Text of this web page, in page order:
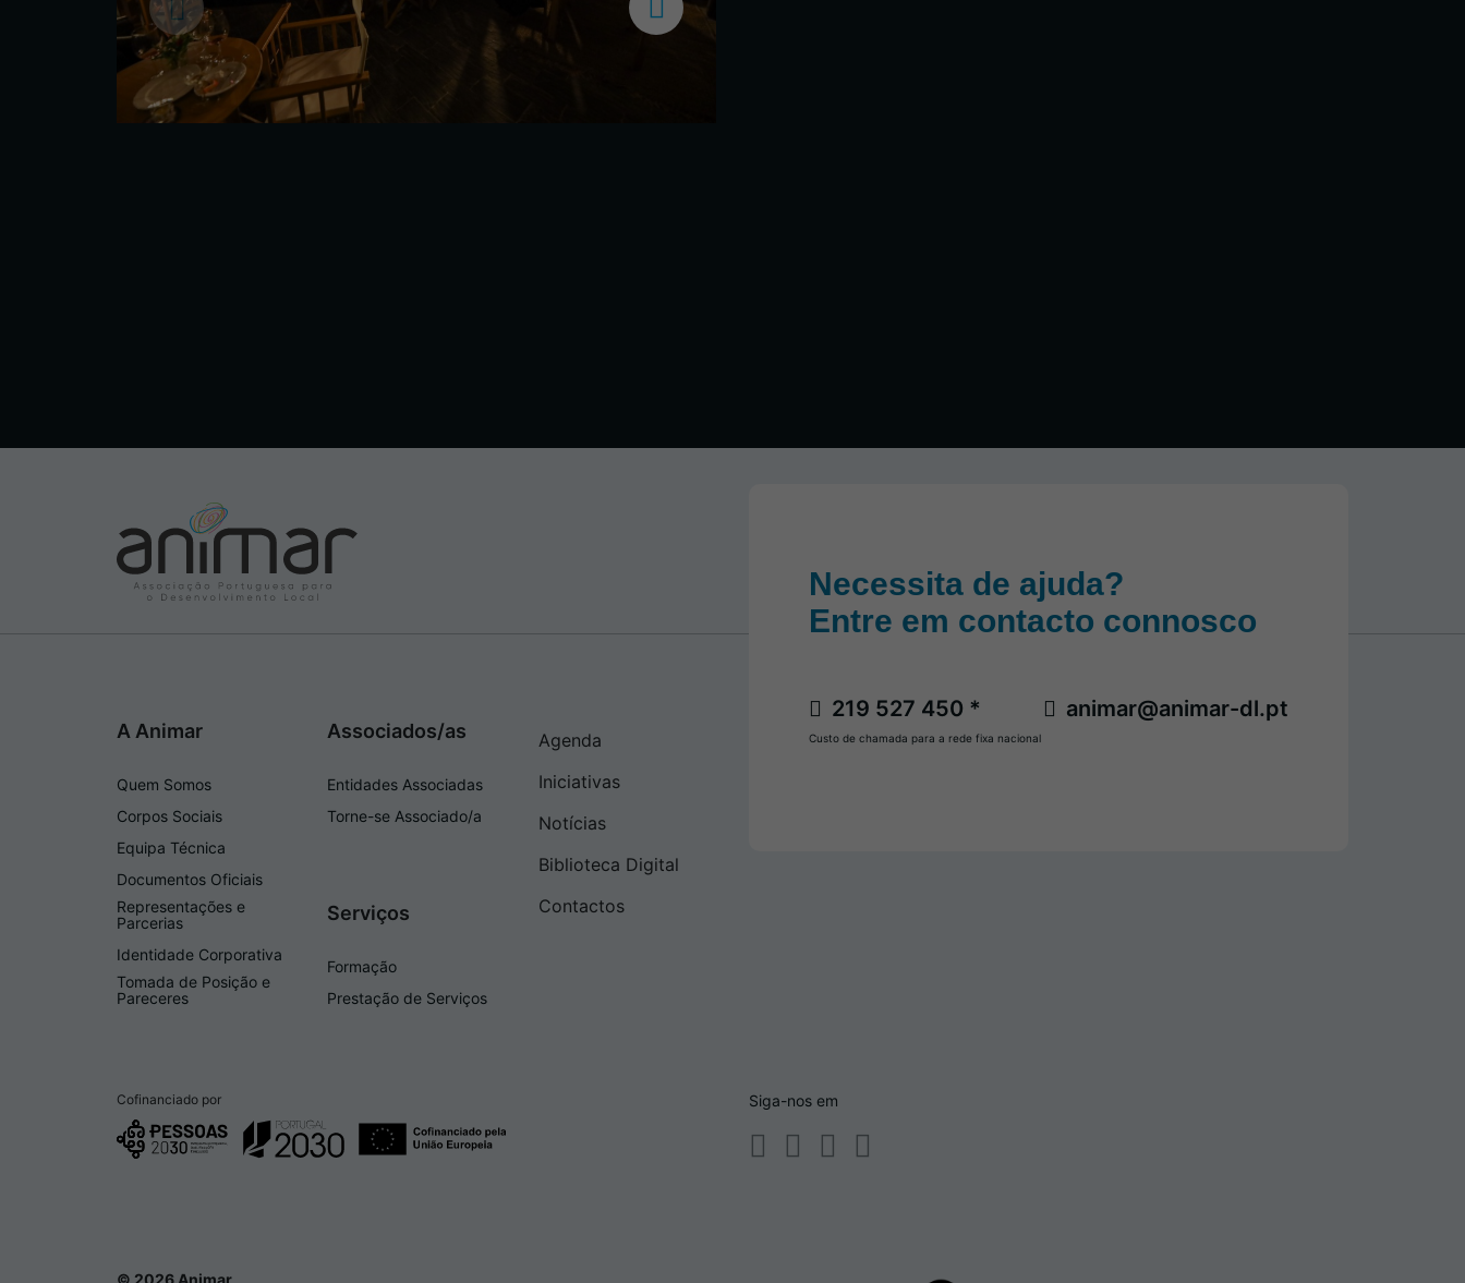
A Animar
Quem Somos
Corpos Sociais
Equipa Técnica
Documentos Oficiais
Representações e
Parcerias
Identidade Corporativa
Tomada de Posição e
Pareceres
Associados/as
Entidades Associadas
Torne-se Associado/a
Serviços
Formação
Prestação de Serviços
Agenda
Iniciativas
Notícias
Biblioteca Digital
Contactos
Necessita de ajuda?
Entre em contacto connosco
219 527 450 * animar@animar-dl.pt
Custo de chamada para a rede fixa nacional
Cofinanciado por Siga-nos em
© 2026 Animar